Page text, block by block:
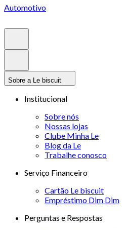
Automotivo
Sobre a Le biscuit
Institucional
Sobre nós
Nossas lojas
Clube Minha Le
Blog da Le
Trabalhe conosco
Serviço Financeiro
Cartão Le biscuit
Empréstimo Dim Dim
Perguntas e Respostas